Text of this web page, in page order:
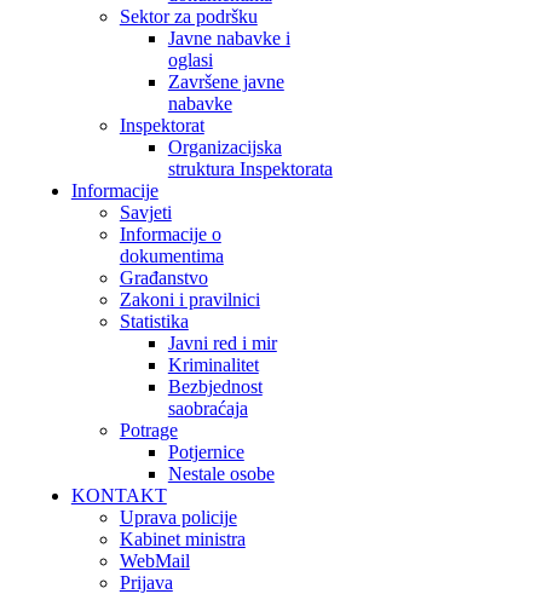
Sektor za podršku
Javne nabavke i
oglasi
Završene javne
nabavke
Inspektorat
Organizacijska
struktura Inspektorata
Informacije
Savjeti
Informacije o
dokumentima
Građanstvo
Zakoni i pravilnici
Statistika
Javni red i mir
Kriminalitet
Bezbjednost
saobraćaja
Potrage
Potjernice
Nestale osobe
KONTAKT
Uprava policije
Kabinet ministra
WebMail
Prijava